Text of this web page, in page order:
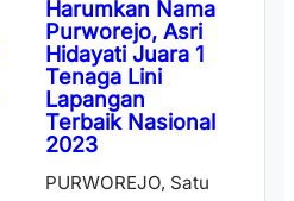
Harumkan Nama
Purworejo, Asri
Hidayati Juara 1
Tenaga Lini
Lapangan
Terbaik Nasional
2023
PURWOREJO, Satu